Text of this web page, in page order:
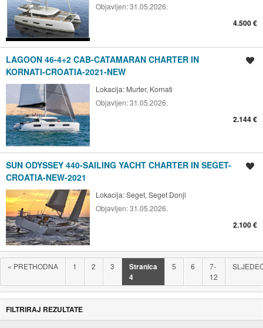
Objavljen:31.05.2026.
4.500 €
LAGOON 46-4+2 CAB-CATAMARAN CHARTER IN
KORNATI-CROATIA-2021-NEW
Lokacija: Murter, Kornati
Objavljen:31.05.2026.
2.144 €
SUN ODYSSEY 440-SAILING YACHT CHARTER IN SEGET-
CROATIA-NEW-2021
Lokacija:Seget, Seget Donji
Objavljen:31.05.2026.
2.100 €
« PRETHODNA 1 2 3
Stranica
4
5 6
7-
12
FILTRIRAJ REZULTATE